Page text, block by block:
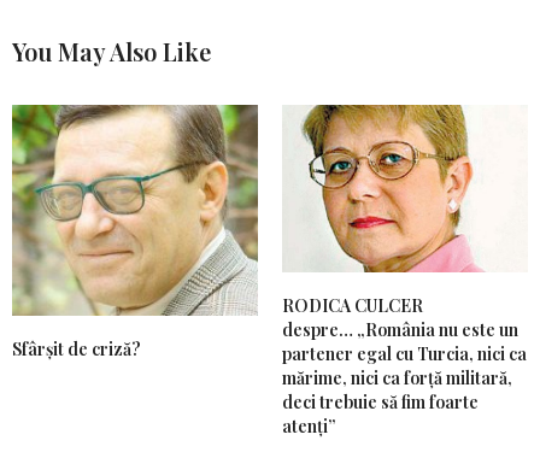
You May Also Like
Sfârșit de criză?
RODICA CULCER
despre… „România nu este un
partener egal cu Turcia, nici ca
mărime, nici ca forță militară,
deci trebuie să fim foarte
atenți”